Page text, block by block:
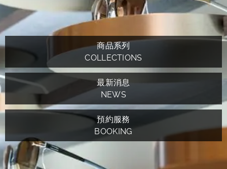
商品系列
COLLECTIONS
最新消息
NEWS
預約服務
BOOKING